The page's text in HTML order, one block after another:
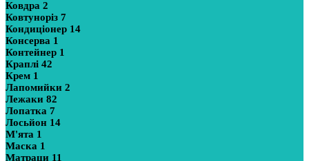
Ковдра 2
Ковтуноріз 7
Кондиціонер 14
Консерва 1
Контейнер 1
Краплі 42
Крем 1
Лапомийки 2
Лежаки 82
Лопатка 7
Лосьйон 14
М'ята 1
Маска 1
Матраци 11